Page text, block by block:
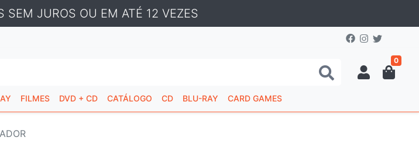
SEM JUROS OU EM ATÉ 12 VEZES
0
FILMES DVD + CD CATÁLOGO CD BLU-RAY CARD GAMES